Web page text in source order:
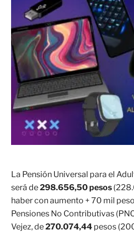
La Pensión Universal para el
será de298.656,50 pesos
haber con aumento + 70 mil
Pensiones No Contributivas
Vejez, de270.074,44 pesos